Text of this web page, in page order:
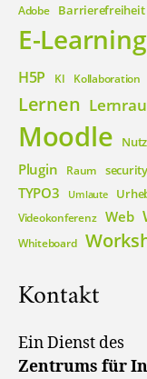
Adobe Barrierefreiheit
E-Learning
H5P KI Kollaboration
Lernen
Moodle
Plugin Raum security
TYPO3 Umlaute
Videokonferenz Web
Whiteboard
Kontakt
Ein Dienst des
Zentrums für